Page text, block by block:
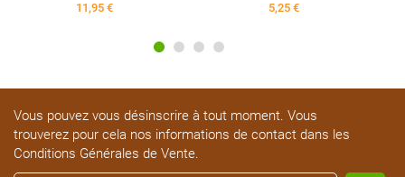
11,95 €
5,25 €
Vous pouvez vous désinscrire à tout moment. Vous
trouverez pour cela nos informations de contact dans les
Conditions Générales de Vente.